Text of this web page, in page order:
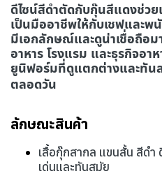
ดีไซน์สีดำตัดกับกุ๊นสีแดงช่วย
เป็นมืออาชีพให้กับเชฟและพ
มีเอกลักษณ์และดูน่าเชื่อถือม
อาหาร โรงแรม และธุรกิจอา
ยูนิฟอร์มที่ดูแตกต่างและทัน
ตลอดวัน
ลักษณะสินค้า
เสื้อกุ๊กสากล แขนสั้น สีดำ
เด่นและทันสมัย